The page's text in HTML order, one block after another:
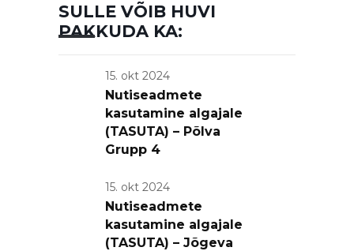
SULLE VÕIB HUVI
PAKKUDA KA:
15. okt 2024
Nutiseadmete
kasutamine algajale
(TASUTA) – Põlva
Grupp 4
15. okt 2024
Nutiseadmete
kasutamine algajale
(TASUTA) – Jõgeva